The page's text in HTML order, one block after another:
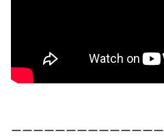
ーーーーーーーーーーーーー